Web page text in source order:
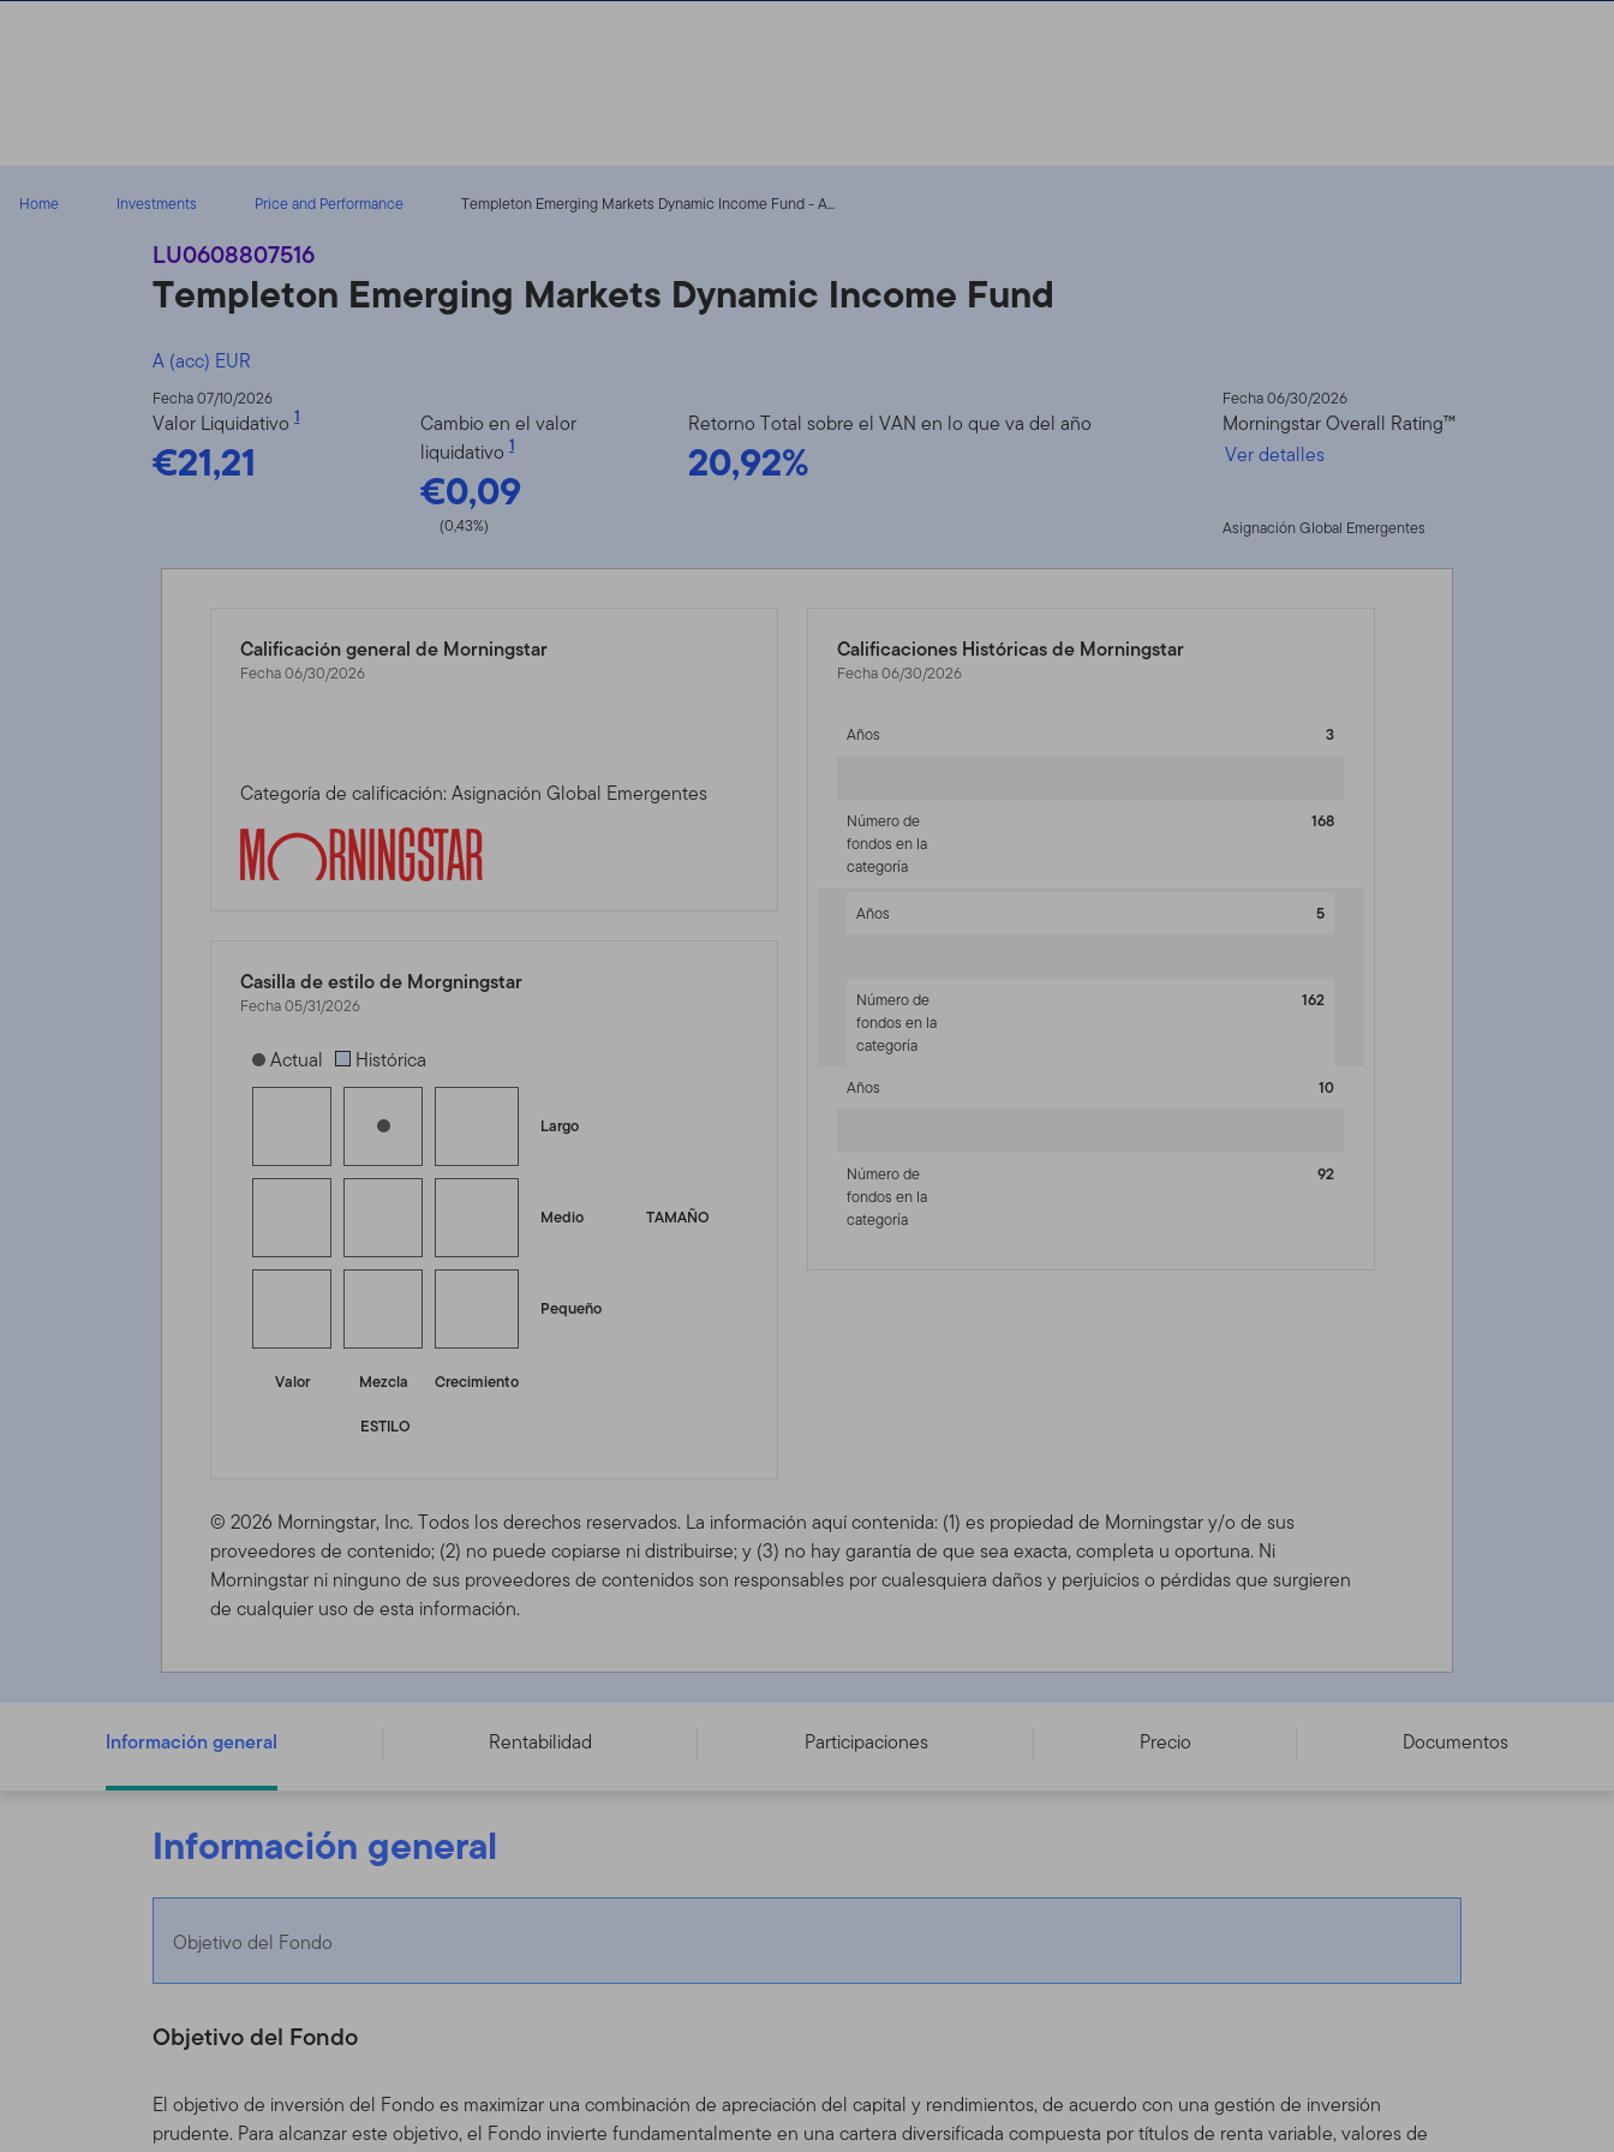
Home Investments Price and Performance Templeton Emerging Markets Dynamic Income Fund - A...
LU0608807516
Templeton Emerging Markets Dynamic Income Fund
A (acc) EUR
Fecha 07/10/2026
Valor Liquidativo1
€21,21
Cambio en el valor
liquidativo 1
€0,09
(0,43%)
Retorno Total sobre el VAN en lo que va del año
20,92%
Fecha 06/30/2026
Morningstar Overall Rating™
Ver detalles
Asignación Global Emergentes
Calificación general de Morningstar
Fecha 06/30/2026
Categoría de calificación: Asignación Global Emergentes
Casilla de estilo de Morgningstar
Fecha 05/31/2026
[products.morningstar-stylebox-title-sr-equity]
Actual Histórica
Largo
TAMAÑO
Medio
Pequeño
Valor Mezcla
Crecimiento
ESTILO
Calificaciones Históricas de Morningstar
Fecha 06/30/2026
Años 3
Número de
fondos en la
categoría
168
Años 5
Número de
fondos en la
categoría
162
Años 10
Número de
fondos en la
categoría
92
© 2026 Morningstar, Inc. Todos los derechos reservados. La información aquí contenida: (1) es propiedad de Morningstar y/o de sus
proveedores de contenido; (2) no puede copiarse ni distribuirse; y (3) no hay garantía de que sea exacta, completa u oportuna. Ni
Morningstar ni ninguno de sus proveedores de contenidos son responsables por cualesquiera daños y perjuicios o pérdidas que surgieren
de cualquier uso de esta información.
Templeton Emerging Markets Dynamic Income Fund - A (acc) EUR - LU0608807516
Información general Rentabilidad Participaciones Precio Documentos
Información general
Objetivo del Fondo
Objetivo del Fondo
El objetivo de inversión del Fondo es maximizar una combinación de apreciación del capital y rendimientos, de acuerdo con una gestión de inversión
prudente. Para alcanzar este objetivo, el Fondo invierte fundamentalmente en una cartera diversificada compuesta por títulos de renta variable, valores de